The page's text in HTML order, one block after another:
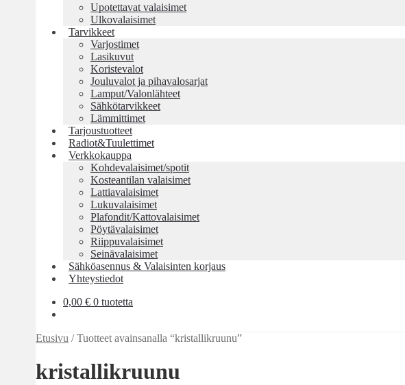
Upotettavat valaisimet
Ulkovalaisimet
Tarvikkeet
Varjostimet
Lasikuvut
Koristevalot
Jouluvalot ja pihavalosarjat
Lamput/Valonlähteet
Sähkötarvikkeet
Lämmittimet
Tarjoustuotteet
Radiot&Tuulettimet
Verkkokauppa
Kohdevalaisimet/spotit
Kosteantilan valaisimet
Lattiavalaisimet
Lukuvalaisimet
Plafondit/Kattovalaisimet
Pöytävalaisimet
Riippuvalaisimet
Seinävalaisimet
Sähköasennus & Valaisinten korjaus
Yhteystiedot
0,00 € 0 tuotetta
Etusivu /Tuotteet avainsanalla “kristallikruunu”
kristallikruunu